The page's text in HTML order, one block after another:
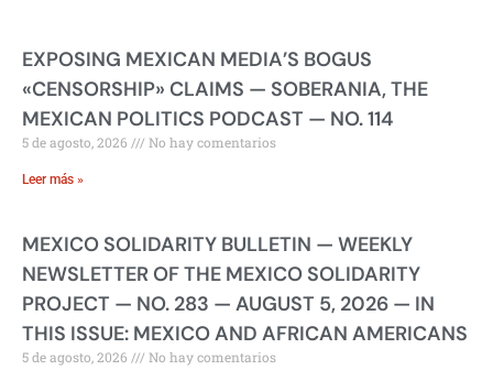
EXPOSING MEXICAN MEDIA’S BOGUS
«CENSORSHIP» CLAIMS — SOBERANIA, THE
MEXICAN POLITICS PODCAST — NO. 114
5 de agosto, 2026 No hay comentarios
Leer más »
MEXICO SOLIDARITY BULLETIN — WEEKLY
NEWSLETTER OF THE MEXICO SOLIDARITY
PROJECT — NO. 283 — AUGUST 5, 2026 — IN
THIS ISSUE: MEXICO AND AFRICAN AMERICANS
5 de agosto, 2026 No hay comentarios